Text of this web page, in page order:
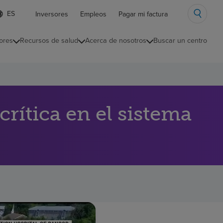
Inversores Empleos Pagar mi factura
Recursos de salud Acerca de nosotros Buscar un centro
en el sistema